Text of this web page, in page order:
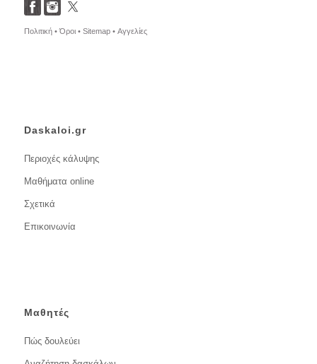
Πολιτική •Όροι • Sitemap • Αγγελίες
Daskaloi.gr
Περιοχές κάλυψης
Μαθήματα online
Σχετικά
Επικοινωνία
Μαθητές
Πώς δουλεύει